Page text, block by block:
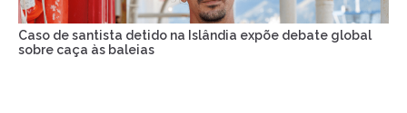
Caso de santista detido na Islândia expõe debate global
sobre caça às baleias